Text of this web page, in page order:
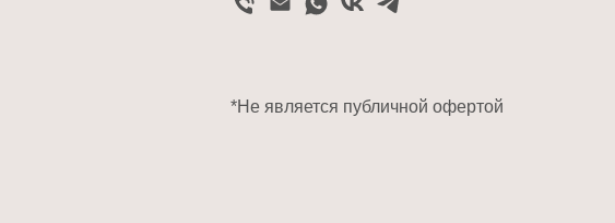
*Не является публичной офертой